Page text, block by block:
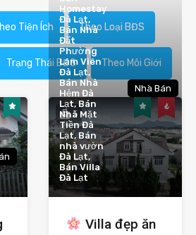
Tiện Ích Theo Loại BĐS
Trạng Thái BĐS Theo Môi Giới
5
Homestay
Đà Lạt,
Bán Nhà
Đất
Phường
Lâm Viên
Đà Lạt,
Bán Nhà
Hẻm Đà
Lạt, Bán
Nhà Mặt
Tiền Đà
Lạt, Bán
nhà vườn
Đà Lạt,
Bán Villa
Đà Lạt
Nhà Bán
Villa đẹp ăn